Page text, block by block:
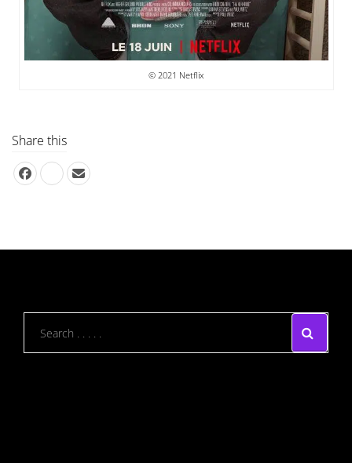
© 2021 Netflix
Share this